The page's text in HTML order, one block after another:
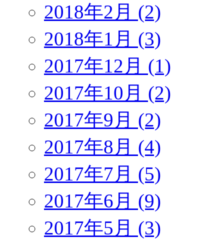
2018年2月 (2)
2018年1月 (3)
2017年12月 (1)
2017年10月 (2)
2017年9月 (2)
2017年8月 (4)
2017年7月 (5)
2017年6月 (9)
2017年5月 (3)